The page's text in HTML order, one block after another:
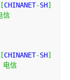
[CHINANET-SH]
信
[CHINANET-SH]
电信